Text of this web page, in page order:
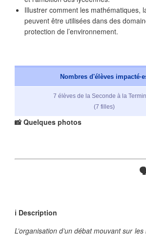
❄
Illustrer comment les mathématiques,
peuvent être utilisées dans des
protection de l’environnement.
Nombres d'élèves
7 élèves de la Seconde à la
(7 filles)
📸 Quelques photos
ℹ️ Description
L’organisation d’un débat mouvant sur